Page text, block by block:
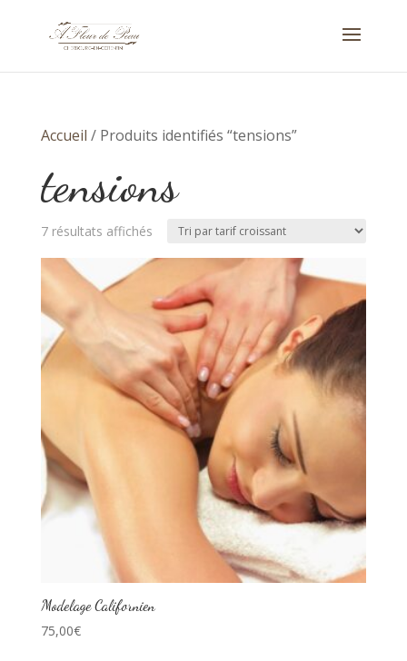
Accueil / Produits identifiés “tensions”
tensions
7 résultats affichésTrié
par
croissant
Modelage Californien
75,00€